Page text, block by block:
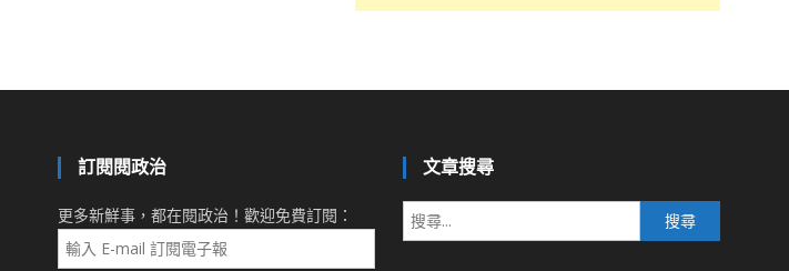
訂閱閱政治
更多新鮮事，都在閱政治！歡迎免費訂閱：
文章搜尋
尋